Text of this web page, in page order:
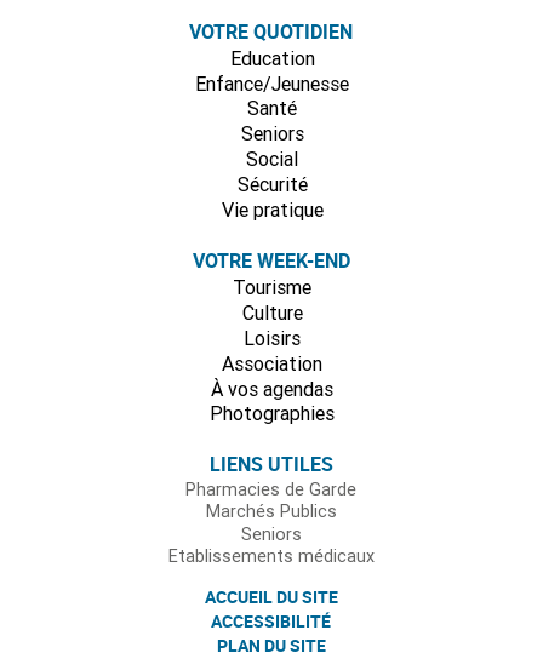
VOTRE QUOTIDIEN
Education
Enfance/Jeunesse
Santé
Seniors
Social
Sécurité
Vie pratique
VOTRE WEEK-END
Tourisme
Culture
Loisirs
Association
À vos agendas
Photographies
LIENS UTILES
Pharmacies de Garde
Marchés Publics
Seniors
Etablissements médicaux
ACCUEIL DU SITE
ACCESSIBILITÉ
PLAN DU SITE